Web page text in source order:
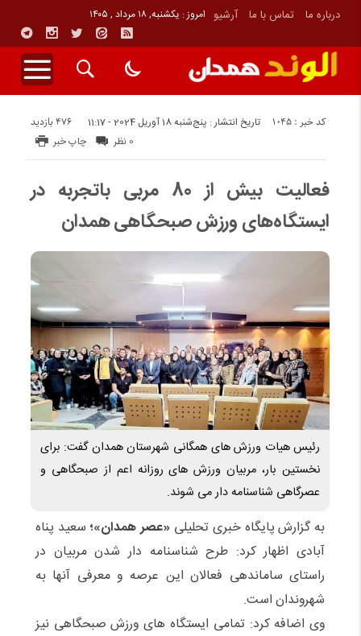
درباره ما تماس با ما آرشیو امروز : یکشنبه, ۱۸ مرداد , ۱۴۰۵
تاریخ انتشار : پنج‌شنبه 18 آوریل 2024 - 11:17 476 بازدید کد خبر : 1045
چاپ خبر 0 نظر
فعالیت بیش از 80 مربی باتجربه در
ایستگاه‌های ورزش صبحگاهی همدان
رئیس هیات ورزش های همگانی شهرستان همدان گفت: برای
نخستین بار، مربیان ورزش های روزانه اعم از صبحگاهی و
عصرگاهی شناسنامه دار می شوند.
به گزارش پایگاه خبری تحلیلی «عصر همدان»؛ سعید پناه
آبادی اظهار کرد: طرح شناسنامه دار شدن مربیان در
راستای ساماندهی فعالان این عرصه و معرفی آنها به
شهروندان است.
وی اضافه کرد: تمامی ایستگاه های ورزش صبحگاهی نیز